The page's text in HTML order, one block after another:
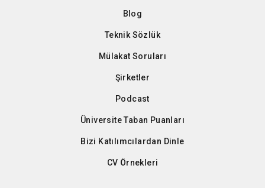
Blog
Teknik Sözlük
Mülakat Soruları
Şirketler
Podcast
Üniversite Taban Puanları
Bizi Katılımcılardan Dinle
CV Örnekleri